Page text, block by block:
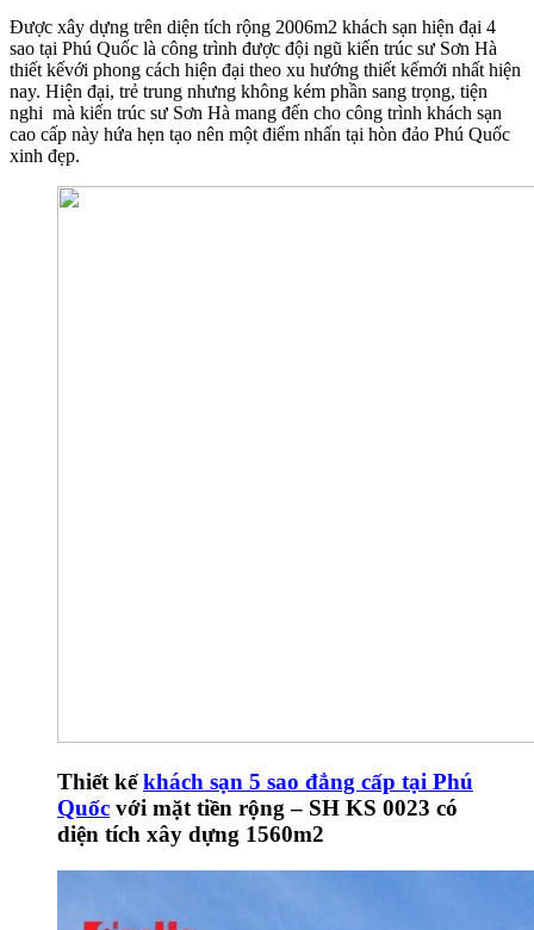
Được xây dựng trên diện tích rộng 2006m2 khách sạn hiện đại 4
sao tại Phú Quốc là công trình được đội ngũ kiến trúc sư Sơn Hà
thiết kếvới phong cách hiện đại theo xu hướng thiết kếmới nhất hiện
nay. Hiện đại, trẻ trung nhưng không kém phần sang trọng, tiện
nghi mà kiến trúc sư Sơn Hà mang đến cho công trình khách sạn
cao cấp này hứa hẹn tạo nên một điểm nhấn tại hòn đảo Phú Quốc
xinh đẹp.
Thiết kếkhách sạn 5 sao đẳng cấp tại Phú
Quốc với mặt tiền rộng – SH KS 0023 có
diện tích xây dựng 1560m2